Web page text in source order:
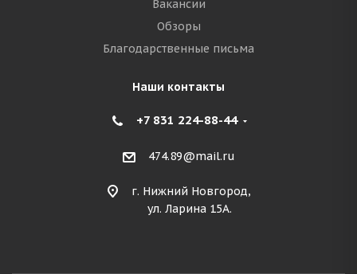
Вакансии
Обзоры
Благодарственные письма
Наши контакты
+7 831 224-88-44
474.89@mail.ru
г. Нижний Новгород,
ул. Ларина 15А.